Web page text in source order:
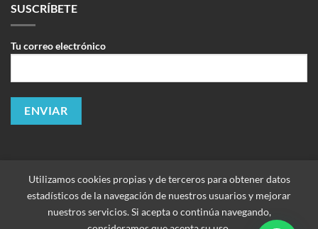
SUSCRÍBETE
Tu correo electrónico
Utilizamos cookies propias y de terceros para obtener datos
estadísticos de la navegación de nuestros usuarios y mejorar
nuestros servicios. Si acepta o continúa navegando,